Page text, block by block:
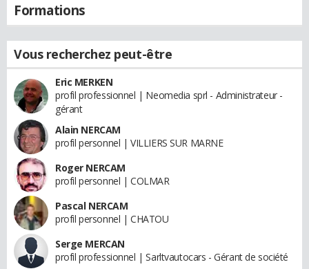
Formations
Vous recherchez peut-être
Eric MERKEN
profil professionnel | Neomedia sprl - Administrateur -
gérant
Alain NERCAM
profil personnel | VILLIERS SUR MARNE
Roger NERCAM
profil personnel | COLMAR
Pascal NERCAM
profil personnel | CHATOU
Serge MERCAN
profil professionnel | Sarltvautocars - Gérant de société